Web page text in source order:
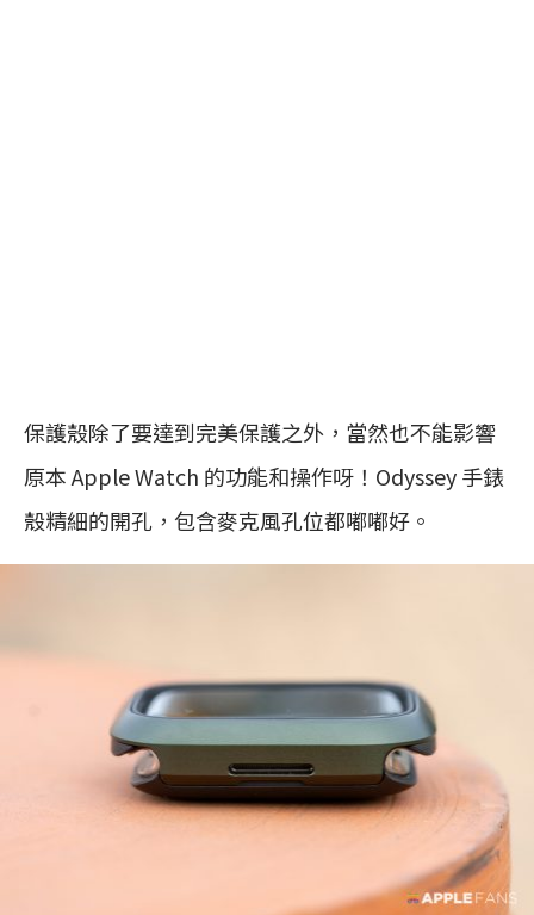
保護殼除了要達到完美保護之外，當然也不能影響
原本 Apple Watch 的功能和操作呀！Odyssey 手錶
殼精細的開孔，包含麥克風孔位都嘟嘟好。